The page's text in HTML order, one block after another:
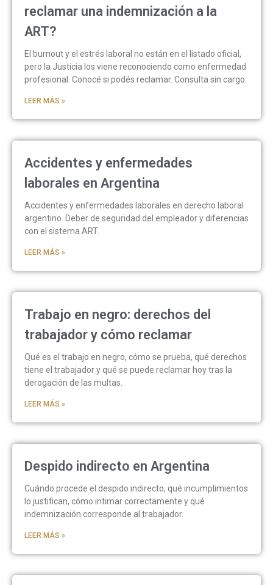
reclamar una indemnización a la
ART?
El burnout y el estrés laboral no están en el listado oficial,
pero la Justicia los viene reconociendo como enfermedad
profesional. Conocé si podés reclamar. Consulta sin cargo.
LEER MÁS »
Accidentes y enfermedades
laborales en Argentina
Accidentes y enfermedades laborales en derecho laboral
argentino. Deber de seguridad del empleador y diferencias
con el sistema ART.
LEER MÁS »
Trabajo en negro: derechos del
trabajador y cómo reclamar
Qué es el trabajo en negro, cómo se prueba, qué derechos
tiene el trabajador y qué se puede reclamar hoy tras la
derogación de las multas.
LEER MÁS »
Despido indirecto en Argentina
Cuándo procede el despido indirecto, qué incumplimientos
lo justifican, cómo intimar correctamente y qué
indemnización corresponde al trabajador.
LEER MÁS »